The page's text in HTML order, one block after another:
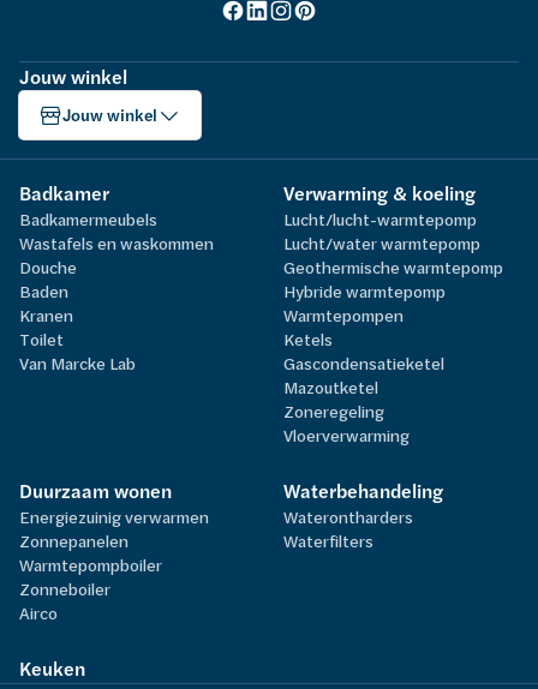
Jouw winkel
Jouw winkel
Badkamer
Badkamermeubels
Wastafels en waskommen
Douche
Baden
Kranen
Toilet
Van Marcke Lab
Verwarming & koeling
Lucht/lucht-warmtepomp
Lucht/water warmtepomp
Geothermische warmtepomp
Hybride warmtepomp
Warmtepompen
Ketels
Gascondensatieketel
Mazoutketel
Zoneregeling
Vloerverwarming
Duurzaam wonen
Energiezuinig verwarmen
Zonnepanelen
Warmtepompboiler
Zonneboiler
Airco
Waterbehandeling
Waterontharders
Waterfilters
Keuken